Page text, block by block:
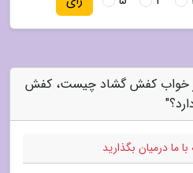
خواب کفش گشاد چیست، کفش
ما درمیان بگذارید